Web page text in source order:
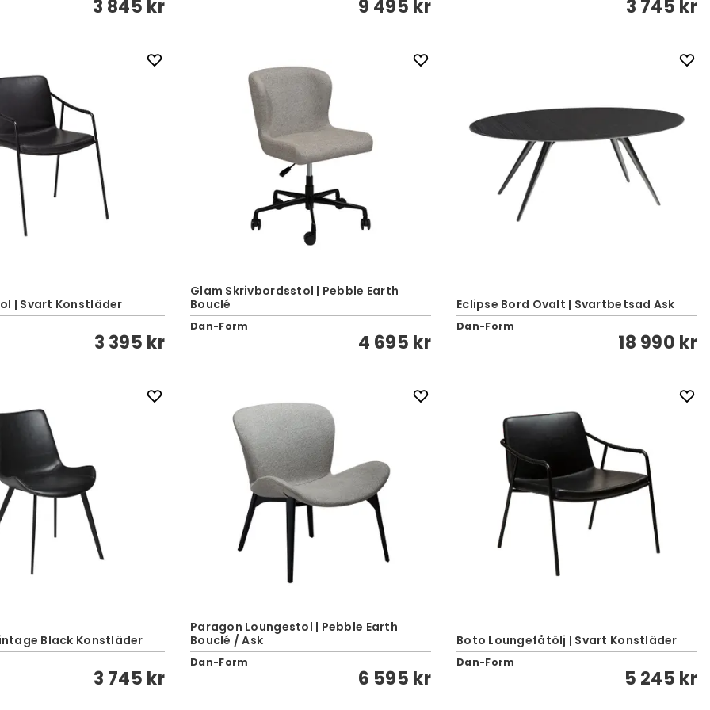
3 845 kr 9 495 kr 3 745 kr
| Svart Konstläder
3 395 kr
Glam Skrivbordsstol | Pebble Earth
Bouclé
Dan-Form
4 695 kr
Eclipse Bord Ovalt | Svartbetsad Ask
Dan-Form
18 990 kr
Black Konstläder
3 745 kr
Paragon Loungestol | Pebble Earth
Bouclé / Ask
Dan-Form
6 595 kr
Boto Loungefåtölj | Svart Konstläder
Dan-Form
5 245 kr